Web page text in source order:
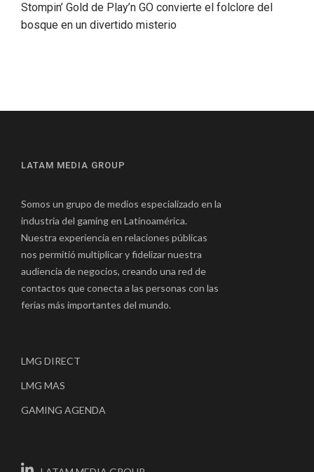
Stompin’ Gold de Play’n GO convierte el folclore del
bosque en un divertido misterio
LATAM MEDIA GROUP
Somos un grupo de medios especializado en la
industria del gaming en Latinoamérica.
Nuestra experiencia en relaciones públicas
nos permitió multiplicar y fidelizar nuestra
audiencia de negocios, creando una red de
contactos que conecta a las personas con las
ferias más importantes del mundo.
LMG DIRECT
LMG MAS
GAMING AGENDA